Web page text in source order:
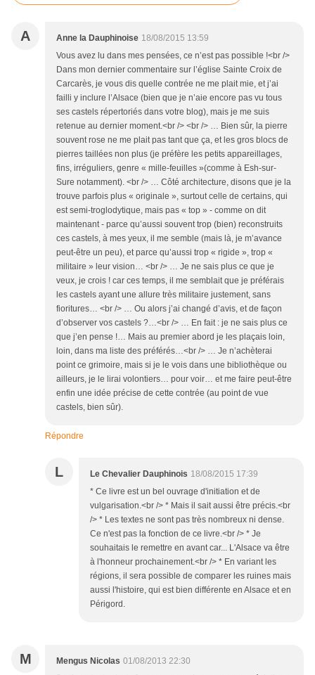
A Anne la Dauphinoise 18/08/2015 13:59
Vous avez lu dans mes pensées, ce n’est pas possible !<br />
Dans mon dernier commentaire sur l’église Sainte Croix de
Carcarès, je vous dis quelle contrée ne me plait mie, et j’ai
failli y inclure l’Alsace (bien que je n’aie encore pas vu tous
ses castels répertoriés dans votre blog), mais je me suis
retenue au dernier moment.<br /> <br /> … Bien sûr, la pierre
souvent rose ne me plait pas tant que ça, et les gros blocs de
pierres taillées non plus (je préfère les petits appareillages,
fins, irréguliers, genre « mille-feuilles »(comme à Esh-sur-
Sure notamment). <br /> … Côté architecture, disons que je la
trouve parfois plus « originale », surtout celle de certains, qui
est semi-troglodytique, mais pas « top » - comme on dit
maintenant - parce qu’aussi souvent trop (bien) reconstruits
ces castels, à mes yeux, il me semble (mais là, je m’avance
peut-être un peu), et parce qu’aussi trop « rigide », trop «
militaire » leur vision… <br /> … Je ne sais plus ce que je
veux, je crois ! car ces temps, il me semblait que je préférais
les castels ayant une allure très militaire justement, sans
fioritures… <br /> … Ou alors j’ai changé d’avis, et de façon
d’observer vos castels ?…<br /> … En fait : je ne sais plus ce
que j’en pense !… Mais au premier abord je les plaçais loin,
loin, dans ma liste des préférés…<br /> … Je n’achèterai
point ce grimoire, mais si je le vois dans une bibliothèque ou
ailleurs, je le lirai volontiers… pour voir… et me faire peut-être
enfin une idée précise de cette contrée (au point de vue
castels, bien sûr).
Répondre
L Le Chevalier Dauphinois 18/08/2015 17:39
* Ce livre est un bel ouvrage d'initiation et de
vulgarisation.<br /> * Mais il sait aussi être précis.<br
/> * Les textes ne sont pas très nombreux ni dense.
Ce n'est pas la fonction de ce livre.<br /> * Je
souhaitais le remettre en avant car... L'Alsace va être
à l'honneur prochainement.<br /> * En variant les
régions, il sera possible de comparer les ruines mais
aussi l'histoire, qui est bien différente en Alsace et en
Périgord.
M Mengus Nicolas 01/08/2013 22:30